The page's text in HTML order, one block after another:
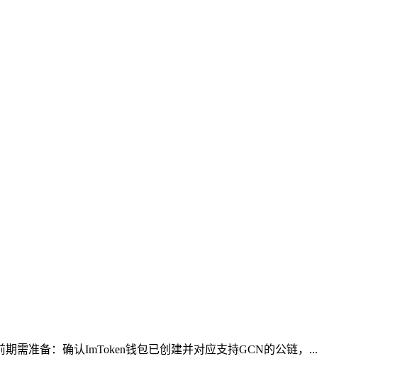
需准备：确认ImToken钱包已创建并对应支持GCN的公链，...